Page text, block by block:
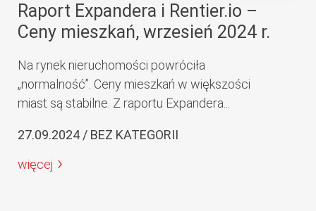
Raport Expandera i Rentier.io –
Ceny mieszkań, wrzesień 2024 r.
Na rynek nieruchomości powróciła
„normalność”. Ceny mieszkań w większości
miast są stabilne. Z raportu Expandera...
27.09.2024 / BEZ KATEGORII
więcej